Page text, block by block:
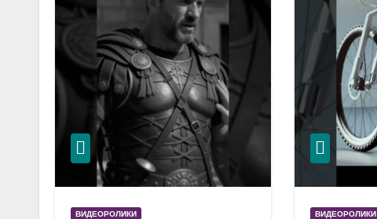
ВИДЕОРОЛИКИ ВИДЕОРОЛИКИ